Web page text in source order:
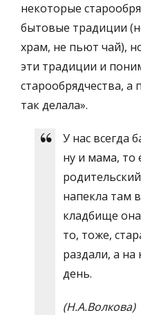
некоторые
бытовые традиции
храм, не пьют чай),
эти традиции и
старообрядчества,
так делала».
У нас всегда
ну и мама, то
напекла там
кладбище
то, тоже,
раздали, а
день.
(Н.А.Волкова)